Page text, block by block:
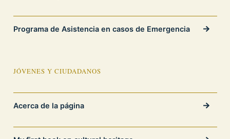
Programa de Asistencia en casos de Emergencia
JÓVENES Y CIUDADANOS
Acerca de la página